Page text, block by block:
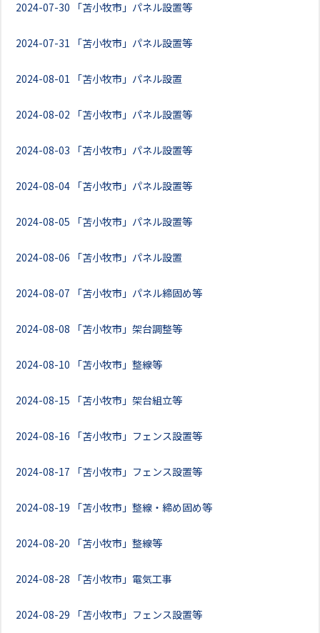
2024-07-30 「苫小牧市」パネル設置等
2024-07-31 「苫小牧市」パネル設置等
2024-08-01 「苫小牧市」パネル設置
2024-08-02 「苫小牧市」パネル設置等
2024-08-03 「苫小牧市」パネル設置等
2024-08-04 「苫小牧市」パネル設置等
2024-08-05 「苫小牧市」パネル設置等
2024-08-06 「苫小牧市」パネル設置
2024-08-07 「苫小牧市」パネル締固め等
2024-08-08 「苫小牧市」架台調整等
2024-08-10 「苫小牧市」整線等
2024-08-15 「苫小牧市」架台組立等
2024-08-16 「苫小牧市」フェンス設置等
2024-08-17 「苫小牧市」フェンス設置等
2024-08-19 「苫小牧市」整線・締め固め等
2024-08-20 「苫小牧市」整線等
2024-08-28 「苫小牧市」電気工事
2024-08-29 「苫小牧市」フェンス設置等